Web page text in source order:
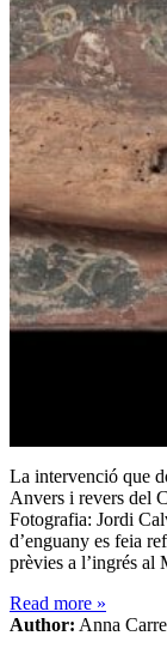
La intervenció que
Anvers i revers del
Fotografia: Jordi
d’enguany es feia
prèvies a l’ingrés
Read more »
Author: Anna